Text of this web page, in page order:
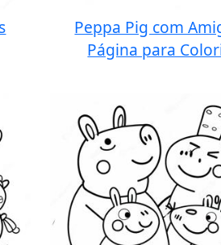
Peppa Pig com
Página para